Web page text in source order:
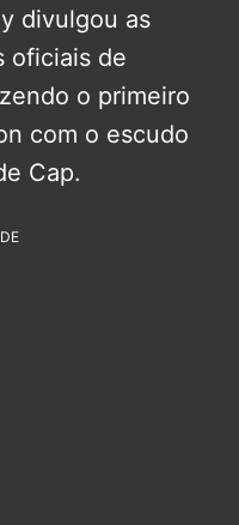
divulgou as
oficiais de
o primeiro
com o escudo
Cap.